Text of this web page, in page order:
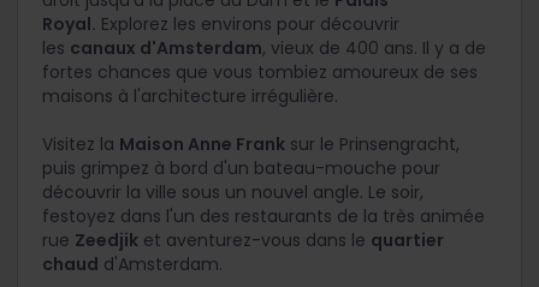
Royal. Explorez les environs pour découvrir
les canaux d'Amsterdam, vieux de 400 ans. Il y a de
fortes chances que vous tombiez amoureux de ses
maisons à l'architecture irrégulière.
Visitez la Maison Anne Frank sur le Prinsengracht,
puis grimpez à bord d'un bateau-mouche pour
découvrir la ville sous un nouvel angle. Le soir,
festoyez dans l'un des restaurants de la très animée
rue Zeedjik et aventurez-vous dans le quartier
chaud d'Amsterdam.